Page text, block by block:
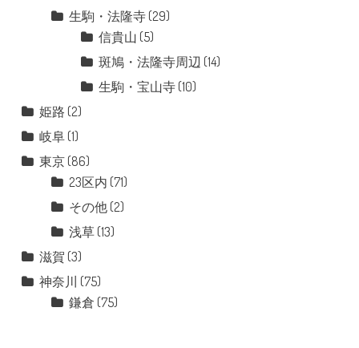
生駒・法隆寺(29)
信貴山 (5)
斑鳩・法隆寺周辺 (14)
生駒・宝山寺(10)
姫路 (2)
岐阜(1)
東京(86)
23区内 (71)
その他(2)
浅草(13)
滋賀 (3)
神奈川 (75)
鎌倉 (75)